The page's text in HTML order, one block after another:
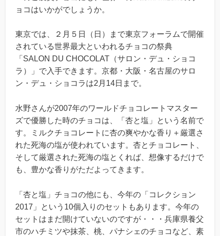
ョコはいかがでしょうか。
東京では、２月５日（日）まで東京フォーラムで開催
されている世界最大といわれるチョコの祭典
「SALON DU CHOCOLAT（サロン・デュ・ショコ
ラ）」で入手できます。京都・大阪・名古屋のサロ
ン・デュ・ショコラは2月14日まで。
水野さんが2007年のワールドチョコレートマスター
ズで優勝した時のチョコは、「杏と塩」という名前で
す。ミルクチョコレートに杏の爽やかな香り＋厳選さ
れた死海の塩が使われています。杏とチョコレート、
そして厳選された死海の塩とくれば、想像するだけで
も、豊かな香りがただよってきます。
「杏と塩」チョコの他にも、今年の「コレクション
2017」という10個入りのセットもあります。今年の
セットはまだ開けていないのですが・・・兵庫県養父
市のハチミツや抹茶、桃、パナシェのチョコなど、素